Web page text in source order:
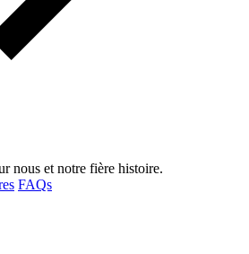
nous et notre fière histoire.
FAQs